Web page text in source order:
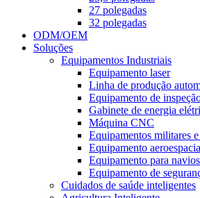
27 polegadas
32 polegadas
ODM/OEM
Soluções
Equipamentos Industriais
Equipamento laser
Linha de produção
Equipamento de
Gabinete de energia
Máquina CNC
Equipamentos militares
Equipamento
Equipamento para
Equipamento de
Cuidados de saúde inteligentes